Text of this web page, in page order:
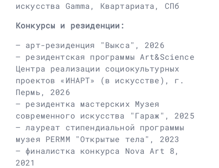
искусства Gamma, Квартариата, СПб
Конкурсы и резиденции:
– арт-резиденция "Выкса", 2026
– резидентская программы Art&Science
Центра реализации социокультурных
проектов «ИНАРТ» (в искусстве), г.
Пермь, 2026
– резидентка мастерских Музея
современного искусства "Гараж", 2025
– лауреат стипендиальной программы
музея PERMM "Открытые тела", 2023
– финалистка конкурса Nova Art 8,
2021